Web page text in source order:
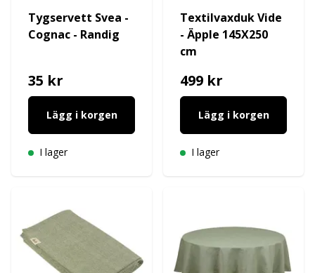
Tygservett Svea -
Cognac - Randig
35 kr
Lägg i korgen
I lager
Textilvaxduk Vide
- Äpple 145X250
cm
499 kr
Lägg i korgen
I lager